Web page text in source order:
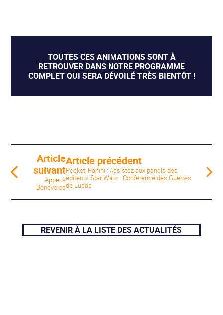
TOUTES CES ANIMATIONS SONT À
RETROUVER DANS NOTRE PROGRAMME
COMPLETQUI SERA DÉVOILÉ TRÈS BIENTÔT !
Article
suivant
Appel à
Bénévoles
Article précédent
Pocket, Panini : Assistez aux panels des
éditeurs Star Wars - Conférence des Guerres
de Lucas
REVENIR À LA LISTE DES ACTUALITÉS